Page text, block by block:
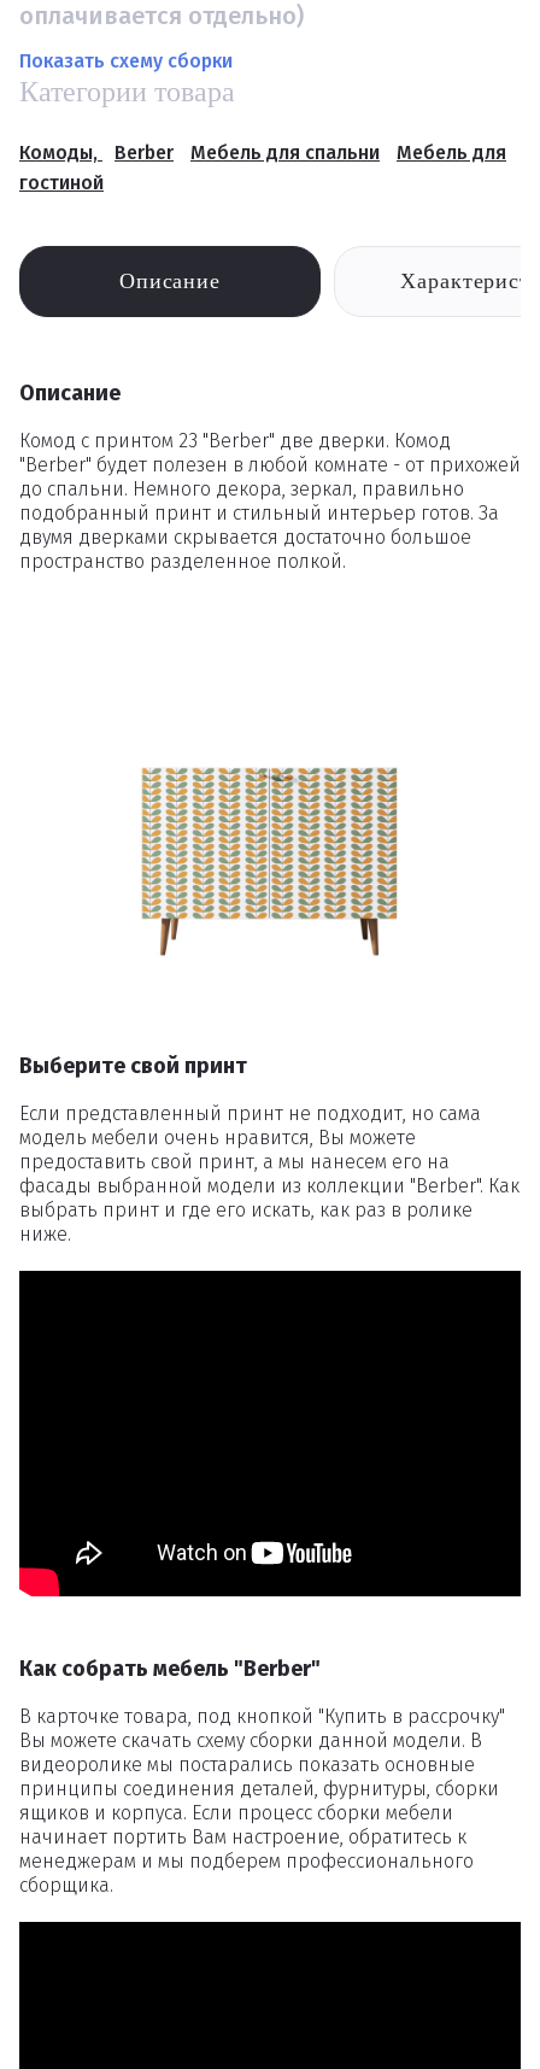
оплачивается отдельно)
Показать схему сборки
Категории товара
Комоды, Berber Мебель для спальни
Мебель для
гостиной
Описание
Описание
Комод с принтом 23 "Berber" две дверки. Комод
"Berber" будет полезен в любой комнате - от прихожей
до спальни. Немного декора, зеркал, правильно
подобранный принт и стильный интерьер готов. За
двумя дверками скрывается достаточно большое
пространство разделенное полкой.
Выберите свой принт
Если представленный принт не подходит, но сама
модель мебели очень нравится, Вы можете
предоставить свой принт, а мы нанесем его на
фасады выбранной модели из коллекции "Berber". Как
выбрать принт и где его искать, как раз в ролике
ниже.
Как собрать мебель "Berber"
В карточке товара, под кнопкой "Купить в рассрочку"
Вы можете скачать схему сборки данной модели. В
видеоролике мы постарались показать основные
принципы соединения деталей, фурнитуры, сборки
ящиков и корпуса. Если процесс сборки мебели
начинает портить Вам настроение, обратитесь к
менеджерам и мы подберем профессионального
сборщика.